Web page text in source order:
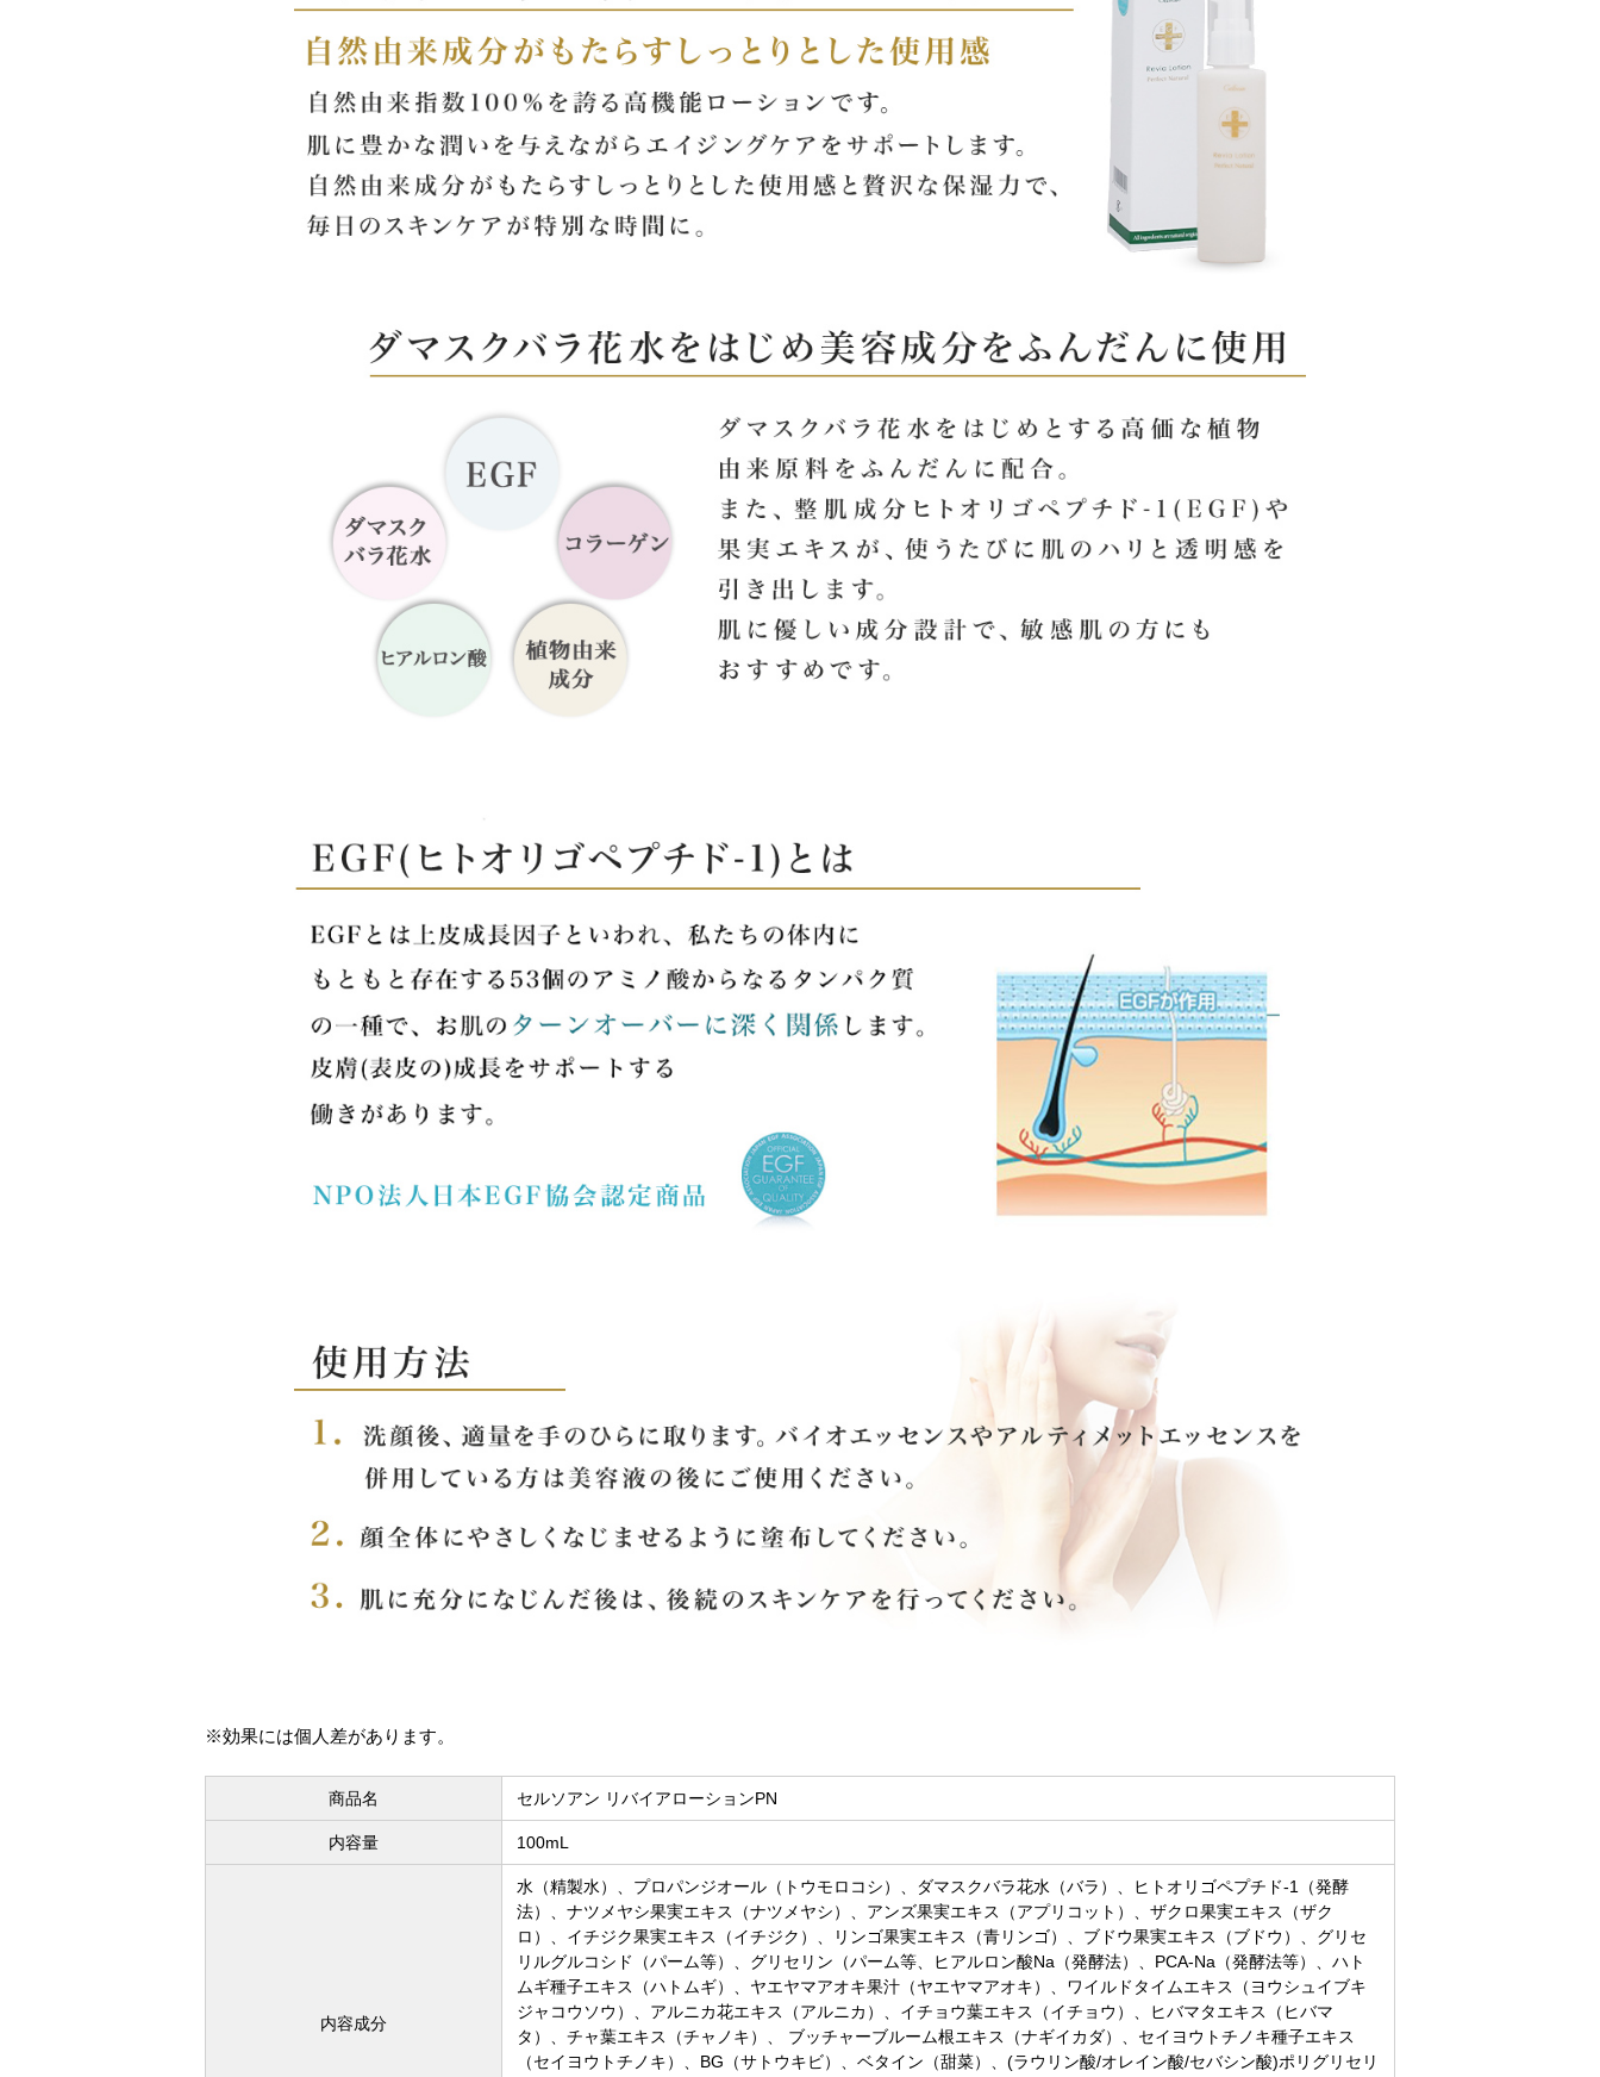
※効果には個人差があります。
商品名 セルソアン リバイアローションPN
内容量 100mL
内容成分
水（精製水）、プロパンジオール（トウモロコシ）、ダマスクバラ花水（バラ）、ヒトオリゴペプチド-1（発酵
法）、ナツメヤシ果実エキス（ナツメヤシ）、アンズ果実エキス（アプリコット）、ザクロ果実エキス（ザク
ロ）、イチジク果実エキス（イチジク）、リンゴ果実エキス（青リンゴ）、ブドウ果実エキス（ブドウ）、グリセ
リルグルコシド（パーム等）、グリセリン（パーム等、ヒアルロン酸Na（発酵法）、PCA-Na（発酵法等）、ハト
ムギ種子エキス（ハトムギ）、ヤエヤマアオキ果汁（ヤエヤマアオキ）、ワイルドタイムエキス（ヨウシュイブキ
ジャコウソウ）、アルニカ花エキス（アルニカ）、イチョウ葉エキス（イチョウ）、ヒバマタエキス（ヒバマ
タ）、チャ葉エキス（チャノキ）、 ブッチャーブルーム根エキス（ナギイカダ）、セイヨウトチノキ種子エキス
（セイヨウトチノキ）、BG（サトウキビ）、ベタイン（甜菜）、(ラウリン酸/オレイン酸/セバシン酸)ポリグリセリ